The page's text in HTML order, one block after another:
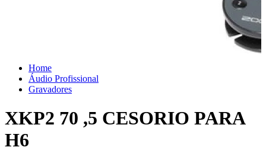
Home
Áudio Profissional
Gravadores
XKP2 70 ,5 CESORIO PARA
H6